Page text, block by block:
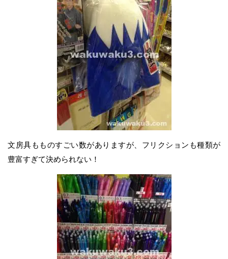
文房具もものすごい数がありますが、フリクションも種類が
豊富すぎて決められない！